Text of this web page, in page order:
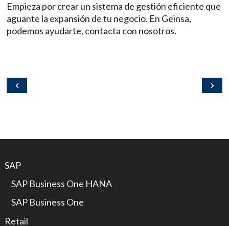
Empieza por crear un sistema de gestión eficiente que
aguante la expansión de tu negocio. En Geinsa,
podemos ayudarte, contacta con nosotros.
SAP
SAP Business One HANA
SAP Business One
Retail